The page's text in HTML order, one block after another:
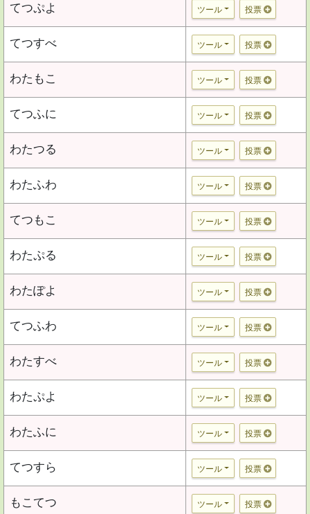
てつぷよ ツール 投票
てつすべ ツール 投票
わたもこ ツール 投票
てつふに ツール 投票
わたつる ツール 投票
わたふわ ツール 投票
てつもこ ツール 投票
わたぷる ツール 投票
わたぽよ ツール 投票
てつふわ ツール 投票
わたすべ ツール 投票
わたぷよ ツール 投票
わたふに ツール 投票
てつすら ツール 投票
もこてつ ツール 投票